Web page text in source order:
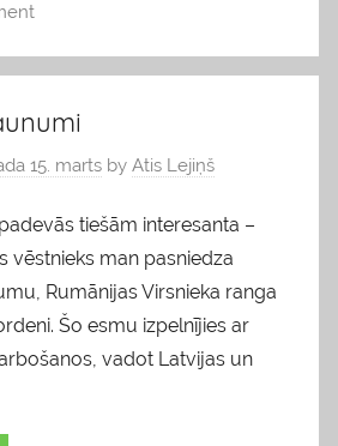
15. marts by Atis Lejiņš
tiešām interesanta –
vēstnieks man pasniedza
Rumānijas Virsnieka ranga
Šo esmu izpelnījies ar
vadot Latvijas un